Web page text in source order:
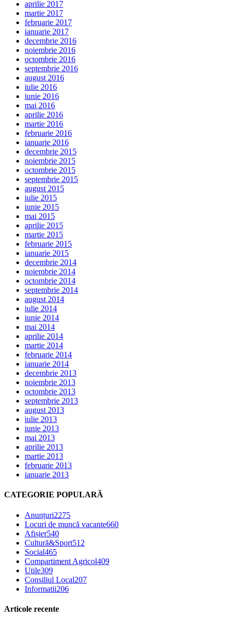
aprilie 2017
martie 2017
februarie 2017
ianuarie 2017
decembrie 2016
noiembrie 2016
octombrie 2016
septembrie 2016
august 2016
iulie 2016
iunie 2016
mai 2016
aprilie 2016
martie 2016
februarie 2016
ianuarie 2016
decembrie 2015
noiembrie 2015
octombrie 2015
septembrie 2015
august 2015
iulie 2015
iunie 2015
mai 2015
aprilie 2015
martie 2015
februarie 2015
ianuarie 2015
decembrie 2014
noiembrie 2014
octombrie 2014
septembrie 2014
august 2014
iulie 2014
iunie 2014
mai 2014
aprilie 2014
martie 2014
februarie 2014
ianuarie 2014
decembrie 2013
noiembrie 2013
octombrie 2013
septembrie 2013
august 2013
iulie 2013
iunie 2013
mai 2013
aprilie 2013
martie 2013
februarie 2013
ianuarie 2013
CATEGORIE POPULARĂ
Anunțuri2275
Locuri de muncă vacante660
Afișier540
Cultură&Sport512
Social465
Compartiment Agricol409
Utile309
Consiliul Local207
Informatii206
Articole recente